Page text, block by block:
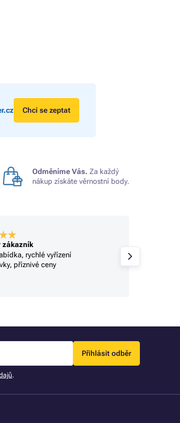
Chci se zeptat
Odměníme Vás. Za každý
nákup získáte věrnostní body.
zákazník
rychlé vyřízení
příznivé ceny
Přihlásit odběr
.